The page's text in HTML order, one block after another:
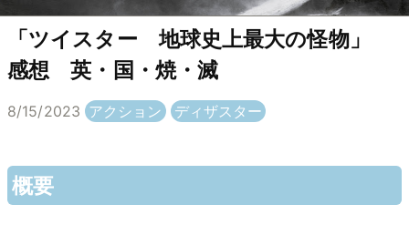
「ツイスター 地球史上最大の怪物」
感想 英・国・焼・滅
8/15/2023 アクション ディザスター
概要